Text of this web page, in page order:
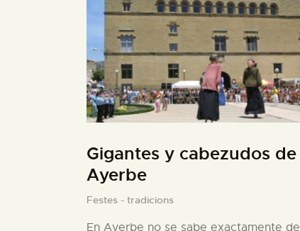
Gigantes y cabezudos de
Ayerbe
Festes - tradicions
En Ayerbe no se sabe exactamente de